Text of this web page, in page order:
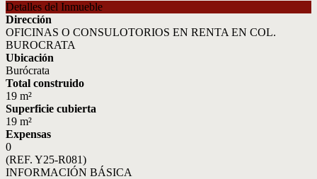
Detalles del Inmueble
Dirección
OFICINAS O CONSULOTORIOS EN RENTA EN COL.
BUROCRATA
Ubicación
Burócrata
Total construido
19 m²
Superficie cubierta
19 m²
Expensas
0
(REF. Y25-R081)
INFORMACIÓN BÁSICA